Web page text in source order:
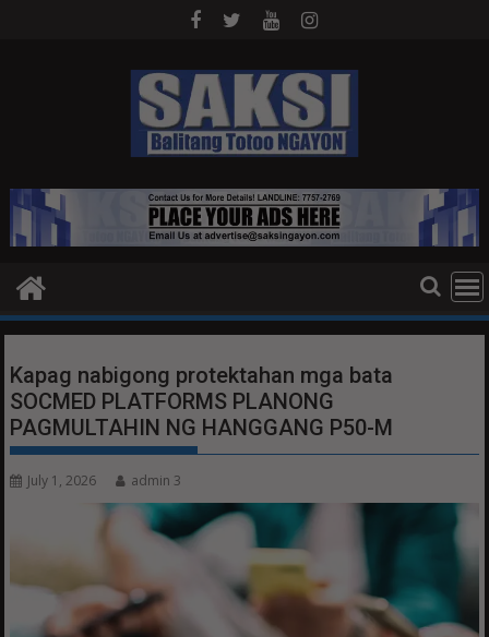
Kapag nabigong protektahan mga bata
SOCMED PLATFORMS PLANONG
PAGMULTAHIN NG HANGGANG P50-M
July 1, 2026 admin 3